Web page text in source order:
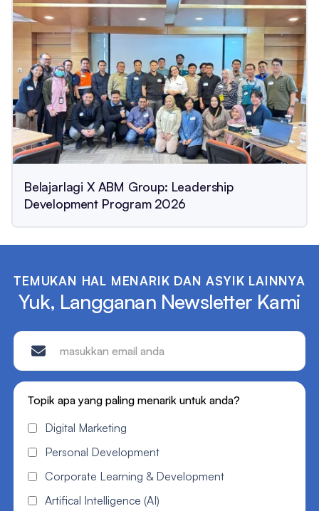
Belajarlagi X ABM Group: Leadership
Development Program 2026
TEMUKAN HAL MENARIK DAN ASYIK LAINNYA
Yuk, Langganan Newsletter Kami
Topik apa yang paling menarik untuk anda?
Digital Marketing
Personal Development
Corporate Learning & Development
Artifical Intelligence (AI)